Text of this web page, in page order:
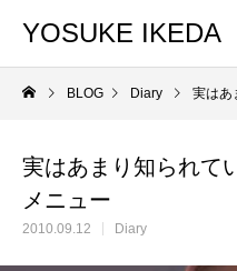
YOSUKE IKEDA
BLOG Diary 実はあ
実はあまり知られて
メニュー
2010.09.12 Diary